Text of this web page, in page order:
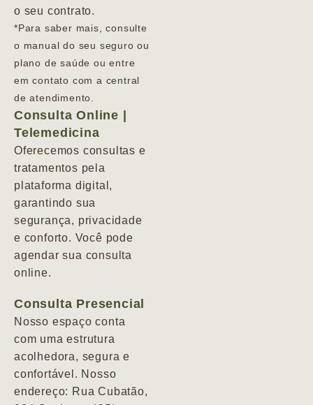
o seu contrato.
*Para saber mais, consulte
o manual do seu seguro ou
plano de saúde ou entre
em contato com a central
de atendimento.
Consulta Online |
Telemedicina
Oferecemos consultas e
tratamentos pela
plataforma digital,
garantindo sua
segurança, privacidade
e conforto. Você pode
agendar sua consulta
online.
Consulta Presencial
Nosso espaço conta
com uma estrutura
acolhedora, segura e
confortável. Nosso
endereço: Rua Cubatão,